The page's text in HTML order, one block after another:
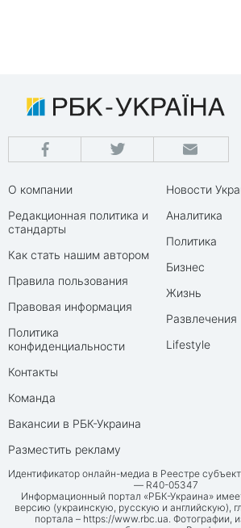
О компании
Редакционная политика и
стандарты
Как стать нашим автором
Правила пользования
Правовая информация
Политика
конфиденциальности
Контакты
Команда
Вакансии в РБК-Украина
Разместить рекламу
Новости
Аналитика
Политика
Бизнес
Жизнь
Развлечения
Lifestyle
Идентификатор онлайн-медиа в Реестре
— R40-05347
Информационный портал «РБК-Украина»
версию (украинскую, русскую и английскую),
портала – https://www.rbc.ua. Фотографии,